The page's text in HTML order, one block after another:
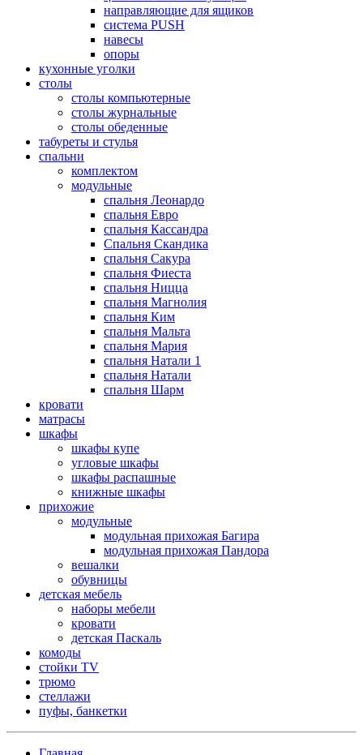
направляющие для ящиков
система PUSH
навесы
опоры
кухонные уголки
столы
столы компьютерные
столы журнальные
столы обеденные
табуреты и стулья
спальни
комплектом
модульные
спальня Леонардо
спальня Евро
спальня Кассандра
Спальня Скандика
спальня Сакура
спальня Фиеста
спальня Ницца
спальня Магнолия
спальня Ким
спальня Мальта
спальня Мария
спальня Натали 1
спальня Натали
спальня Шарм
кровати
матрасы
шкафы
шкафы купе
угловые шкафы
шкафы распашные
книжные шкафы
прихожие
модульные
модульная прихожая Багира
модульная прихожая Пандора
вешалки
обувницы
детская мебель
наборы мебели
кровати
детская Паскаль
комоды
стойки TV
трюмо
стеллажи
пуфы, банкетки